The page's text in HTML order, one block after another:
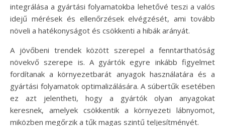
integrálása a gyártási folyamatokba lehetővé teszi a valós
idejű mérések és ellenőrzések elvégzését, ami tovább
növeli a hatékonyságot és csökkenti a hibák arányát.
A jövőbeni trendek között szerepel a fenntarthatóság
növekvő szerepe is. A gyártók egyre inkább figyelmet
fordítanak a környezetbarát anyagok használatára és a
gyártási folyamatok optimalizálására. A súbertűk esetében
ez azt jelentheti, hogy a gyártók olyan anyagokat
keresnek, amelyek csökkentik a környezeti lábnyomot,
miközben megőrzik a tűk magas szintű teljesítményét.